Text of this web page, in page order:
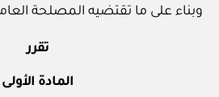
وبناء على ما تقتضيه المصلحة
تقرر
المادة الأولى